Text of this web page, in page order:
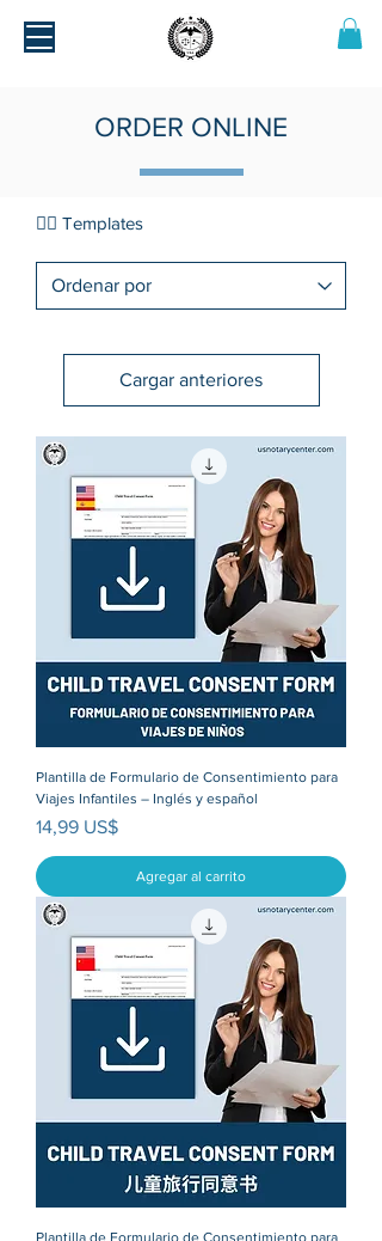
ORDER ONLINE
💁‍♂️ Templates
Cargar anteriores
Plantilla de Formulario de Consentimiento para
Viajes Infantiles – Inglés y español
Precio
14,99 US$
Agregar al carrito